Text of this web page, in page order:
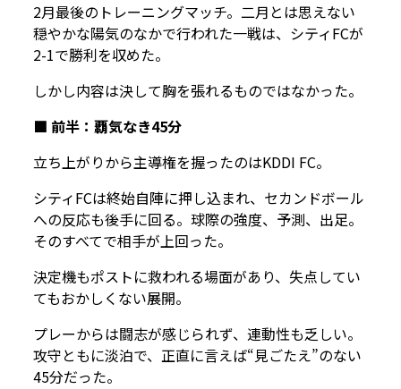
2月最後のトレーニングマッチ。二月とは思えない
穏やかな陽気のなかで行われた一戦は、シティFCが
2-1で勝利を収めた。
しかし――内容は決して胸を張れるものではなかった。
■ 前半：覇気なき45分
立ち上がりから主導権を握ったのはKDDI FC。
シティFCは終始自陣に押し込まれ、セカンドボール
への反応も後手に回る。球際の強度、予測、出足。
そのすべてで相手が上回った。
決定機もポストに救われる場面があり、失点してい
てもおかしくない展開。
プレーからは闘志が感じられず、連動性も乏しい。
攻守ともに淡泊で、正直に言えば“見ごたえ”のない
45分だった。